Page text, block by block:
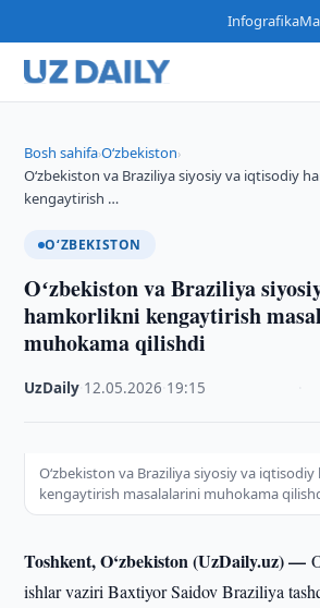
Infografika
Bosh sahifa›O‘zbekiston›
Oʻzbekiston va Braziliya siyosiy va iqtisodiy
kengaytirish …
O‘ZBEKISTON
Oʻzbekiston va Braziliya
hamkorlikni kengaytirish
muhokama qilishdi
UzDaily 12.05.2026 19:15
Oʻzbekiston va Braziliya siyosiy va
kengaytirish masalalarini muhokama
Toshkent, O‘zbekiston (UzDaily.uz) —
ishlar vaziri Baxtiyor Saidov Braziliya